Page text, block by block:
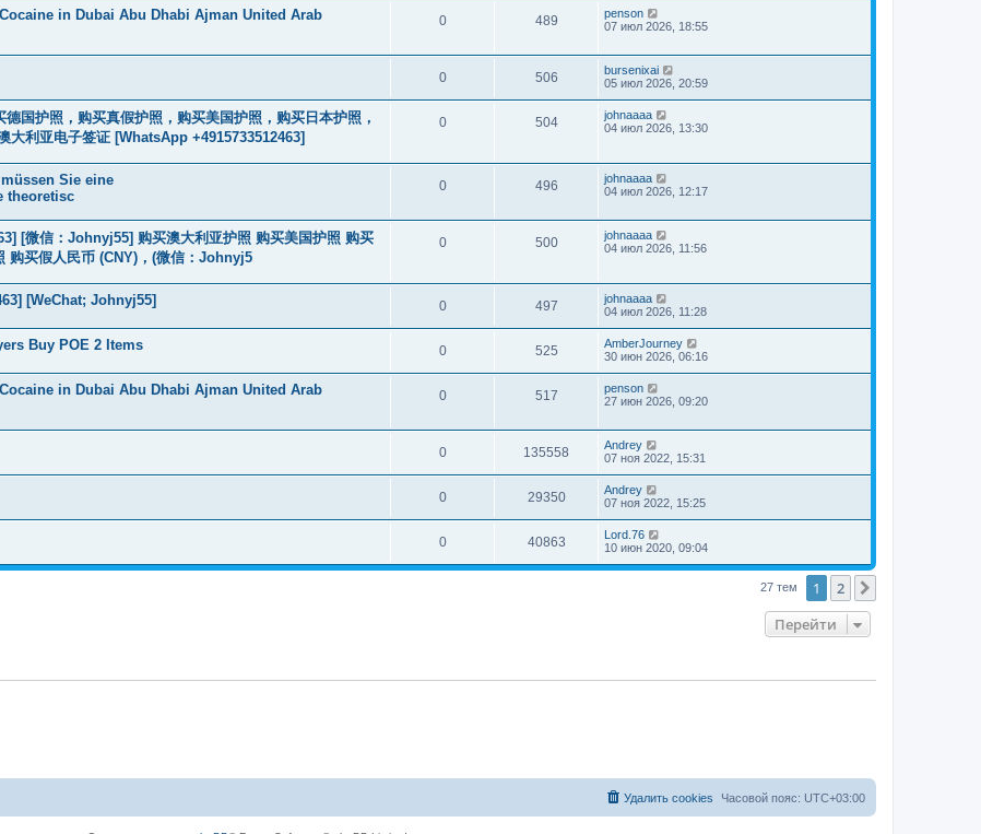
in Dubai Abu Dhabi Ajman United Arab
0 489
penson
07 июл 2026, 18:55
0 506
bursenixai
05 июл 2026, 20:59
国护照，购买真假护照，购买美国护照，购买日本护照，
大利亚电子签证 [WhatsApp +4915733512463]
0 504
johnaaaa
04 июл 2026, 13:30
Sie eine
theoretisc
0 496
johnaaaa
04 июл 2026, 12:17
[微信：Johnyj55] 购买澳大利亚护照 购买美国护照 购买
购买假人民币 (CNY)，(微信：Johnyj5
0 500
johnaaaa
04 июл 2026, 11:56
[WeChat; Johnyj55] 0 497
johnaaaa
04 июл 2026, 11:28
Buy POE 2 Items 0 525
AmberJourney
30 июн 2026, 06:16
in Dubai Abu Dhabi Ajman United Arab
0 517
penson
27 июн 2026, 09:20
0 135558
Andrey
07 ноя 2022, 15:31
0 29350
Andrey
07 ноя 2022, 15:25
0 40863
Lord.76
10 июн 2020, 09:04
27 тем 1 2
Перейти
Часовой пояс: UTC+03:00
Удалить cookies